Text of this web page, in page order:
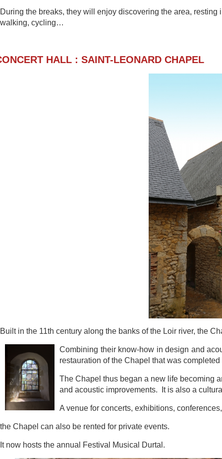
During the breaks, they will enjoy discovering the area, resting
walking, cycling…
HALL : SAINT-LEONARD CHAPEL
Built in the 11th century along the banks of the Loir river, the
Combining their know-how in design and
restauration of the Chapel that was completed
The Chapel thus began a new life becoming
and acoustic improvements. It is also a
A venue for concerts, exhibitions,
the Chapel can also be rented for private events.
It now hosts the annual Festival Musical Durtal.